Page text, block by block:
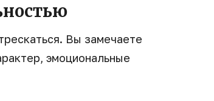
Вы замечаете
эмоциональные